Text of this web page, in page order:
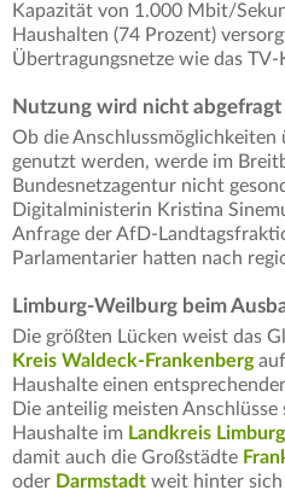
Kapazität von 1.000 Mbit/
Haushalten (74 Prozent)
Übertragungsnetze wie das
Nutzung wird nicht abgefragt
Ob die Anschlussmöglichkeiten
genutzt werden, werde im
Bundesnetzagentur nicht
Digitalministerin Kristina
Anfrage der AfD-
Parlamentarier hatten nach
Limburg-Weilburg beim
Die größten Lücken weist das
Kreis Waldeck-Frankenberg
Haushalte einen
Die anteilig meisten
Haushalte im Landkreis
damit auch die Großstädte
oder Darmstadt weit hinter sich